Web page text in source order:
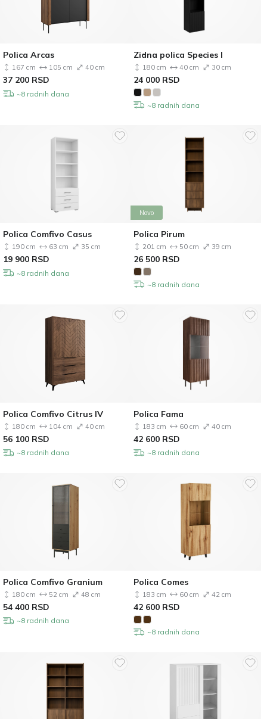
Polica Arcas
167 cm 105 cm 40 cm
37 200 RSD
~8 radnih dana
Zidna polica Species I
180 cm 40 cm 30 cm
24 000 RSD
~8 radnih dana
Polica Comfivo Casus
190 cm 63 cm 35 cm
19 900 RSD
~8 radnih dana
Novo
Polica Pirum
201 cm 50 cm 39 cm
26 500 RSD
~8 radnih dana
Polica Comfivo Citrus IV
180 cm 104 cm 40 cm
56 100 RSD
~8 radnih dana
Polica Fama
183 cm 60 cm 40 cm
42 600 RSD
~8 radnih dana
Polica Comfivo Granium
180 cm 52 cm 48 cm
54 400 RSD
~8 radnih dana
Polica Comes
183 cm 60 cm 42 cm
42 600 RSD
~8 radnih dana